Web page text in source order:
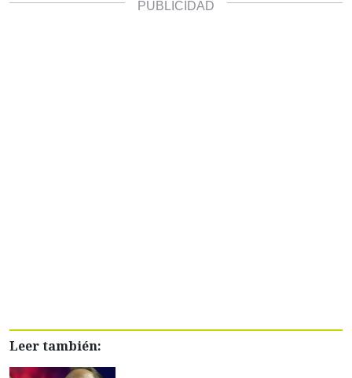
Leer también: